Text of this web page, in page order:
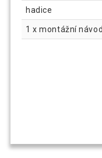
hadice
1 x montážní